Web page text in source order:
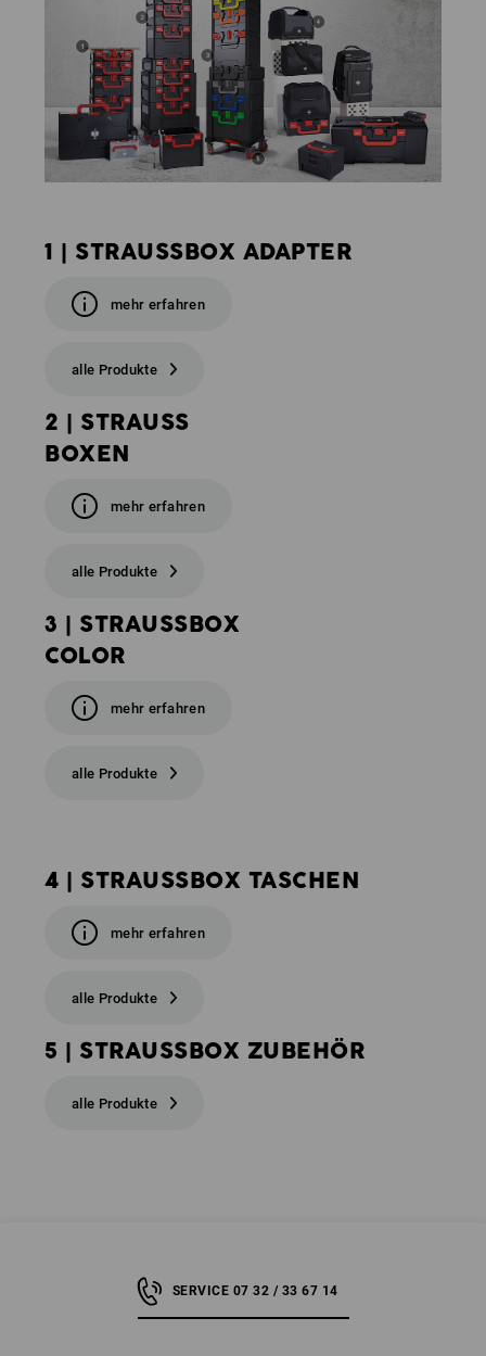
1 | STRAUSSBOX ADAPTER
mehr erfahren
alle Produkte
2 | STRAUSS
BOXEN
mehr erfahren
alle Produkte
3 | STRAUSSBOX
COLOR
mehr erfahren
alle Produkte
4 | STRAUSSBOX TASCHEN
mehr erfahren
alle Produkte
5 | STRAUSSBOX ZUBEHÖR
alle Produkte
SERVICE 07 32 / 33 67 14